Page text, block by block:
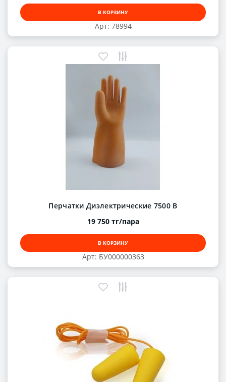
Арт: 78994
В КОРЗИНУ
Арт: БУ000000363
Перчатки Диэлектрические 7500 В
19 750 тг/пара
В КОРЗИНУ